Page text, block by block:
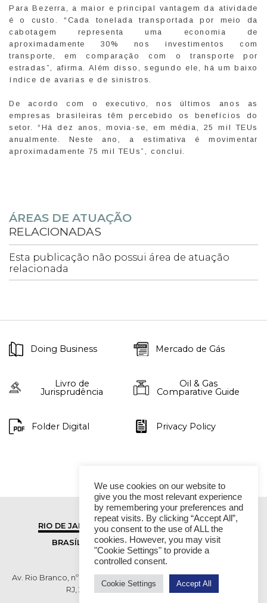
Para Bezerra, a maior e principal vantagem da atividade
é o custo. “Cada tonelada transportada por meio da
cabotagem representa uma economia de
aproximadamente 30% nos investimentos com
transporte, em comparação com o transporte por
estradas”, afirma. Além disso, segundo ele, há um baixo
índice de avarias e de sinistros.
De acordo com o executivo, nos últimos anos as
empresas brasileiras têm percebido os benefícios do
setor. “Há dez anos, movia-se, em média, 25 mil TEUs
anualmente. Neste ano, a estimativa é movimentar
aproximadamente 75 mil TEUs”, conclui.
ÁREAS DE ATUAÇÃO
RELACIONADAS
Esta publicação não possui área de atuação
relacionada
Doing Business Mercado de Gás
Livro de
Jurisprudência
Oil & Gas
Comparative Guide
Folder Digital Privacy Policy
RIO DE JANEIRO
SÃO PAULO
BRASÍLIA
VITÓRIA
Av. Rio Branco, nº 01, 14º andar - Ed. RB1- Centro, Rio de Janeiro -
RJ, 20090-003 TEL (55 21) 2276 6200
We use cookies on our website to
give you the most relevant experience
by remembering your preferences and
repeat visits. By clicking “Accept All”,
you consent to the use of ALL the
cookies. However, you may visit
"Cookie Settings" to provide a
controlled consent.
Cookie Settings Accept All